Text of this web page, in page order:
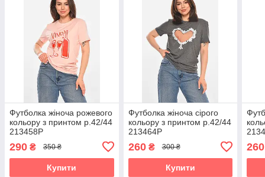
Футболка жіноча рожевого
кольору з принтом р.42/44
213458P
290 ₴ 350 ₴
Купити
Футболка жіноча сірого
кольору з принтом р.42/44
213464P
260₴ 300 ₴
Купити
260